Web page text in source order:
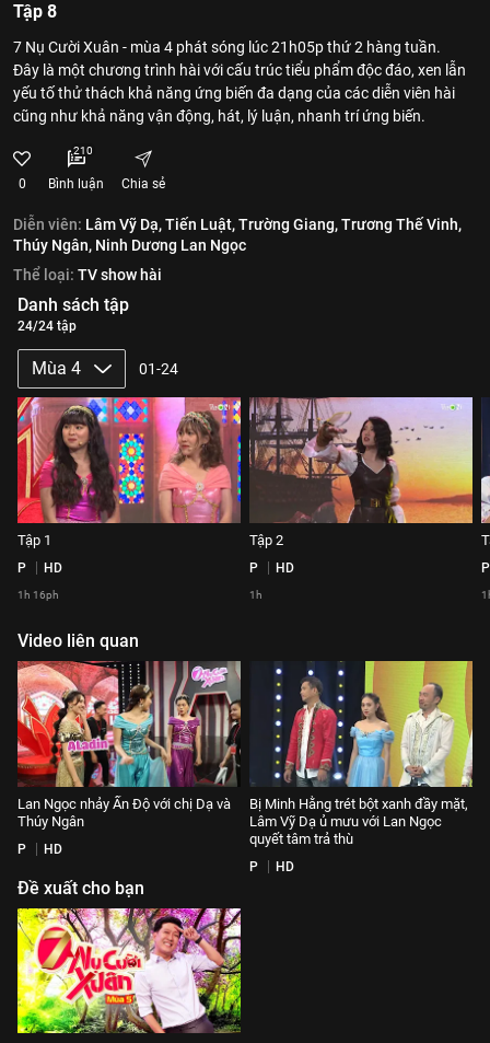
Tập 8
7 Nụ Cười Xuân - mùa 4 phát sóng lúc 21h05p thứ 2 hàng tuần.
Đây là một chương trình hài với cấu trúc tiểu phẩm độc đáo, xen lẫn
yếu tố thử thách khả năng ứng biến đa dạng của các diễn viên hài
cũng như khả năng vận động, hát, lý luận, nhanh trí ứng biến.
0
210
Bình luận Chia sẻ
Diễn viên: Lâm Vỹ Dạ,Tiến Luật,Trường Giang,Trương Thế Vinh,
Thúy Ngân, Ninh Dương Lan Ngọc
Thể loại: TV show hài
Danh sách tập
24/24 tập
Mùa 4 01-24
Tập 1
P HD
1h 16ph
Tập 2
P HD
1h
P
Video liên quan
Lan Ngọc nhảy Ấn Độ với chị Dạ và
Thúy Ngân
P HD
Bị Minh Hằng trét bột xanh đầy mặt,
Lâm Vỹ Dạ ủ mưu với Lan Ngọc
quyết tâm trả thù
P HD
Đề xuất cho bạn